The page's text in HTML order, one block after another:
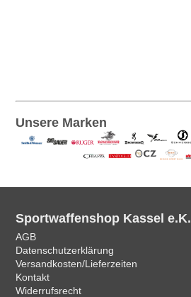
Unsere Marken
Sportwaffenshop Kassel e.K.
AGB
Datenschutzerklärung
Versandkosten/Lieferzeiten
Kontakt
Widerrufsrecht